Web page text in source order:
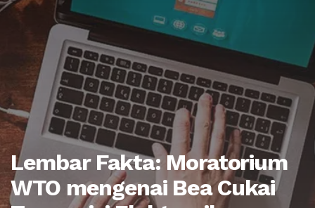
Lembar Fakta: Moratorium
WTO mengenai Bea Cukai